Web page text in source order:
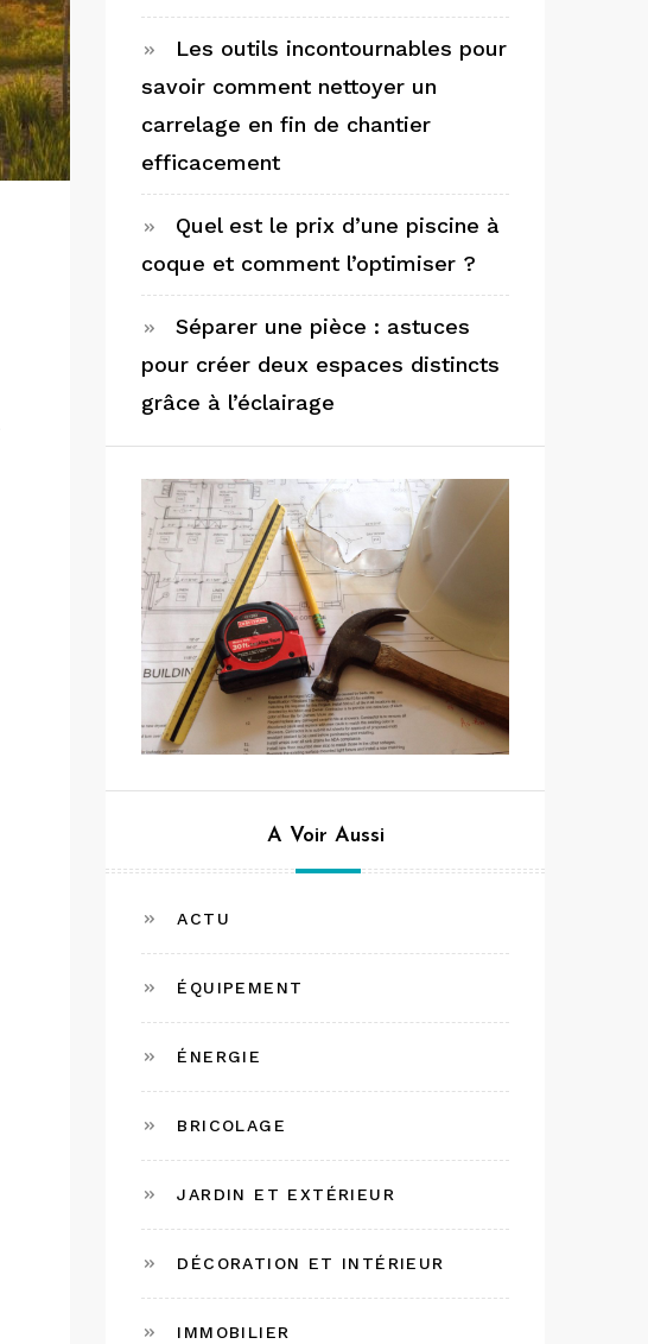
Les outils incontournables pour
savoir comment nettoyer un
carrelage en fin de chantier
efficacement
Quel est le prix d’une piscine à
coque et comment l’optimiser ?
Séparer une pièce : astuces
pour créer deux espaces distincts
grâce à l’éclairage
A Voir Aussi
ACTU
ÉQUIPEMENT
ÉNERGIE
BRICOLAGE
JARDIN ET EXTÉRIEUR
DÉCORATION ET INTÉRIEUR
IMMOBILIER